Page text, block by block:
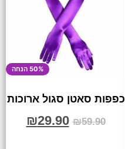
50% הנחה
כפפות סאטן סגול ארוכות
₪59.90
₪29.90